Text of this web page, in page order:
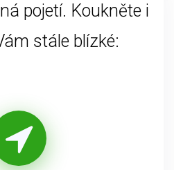
pojetí. Koukněte i
stále blízké: